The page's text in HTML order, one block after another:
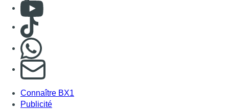
Consulter Youtube
Consulter TikTok
S'abonner à notre newsletter
Connaître BX1
Publicité